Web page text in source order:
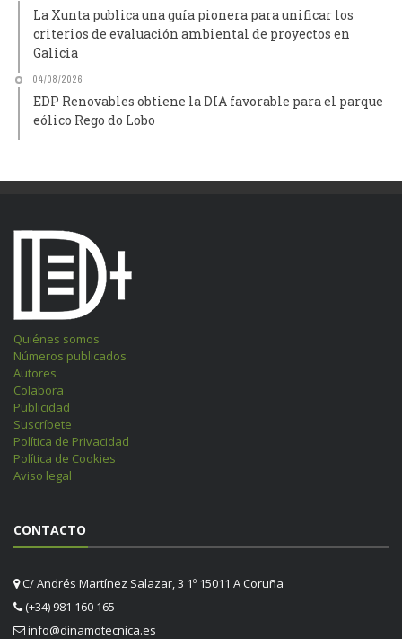
La Xunta publica una guía pionera para unificar los
criterios de evaluación ambiental de proyectos en
Galicia
04/08/2026
EDP Renovables obtiene la DIA favorable para el parque
eólico Rego do Lobo
Quiénes somos
Números publicados
Autores
Colabora
Publicidad
Suscríbete
Política de Privacidad
Política de Cookies
Aviso legal
CONTACTO
C/ Andrés Martínez Salazar, 3 1º 15011 A Coruña
(+34) 981 160 165
info@dinamotecnica.es